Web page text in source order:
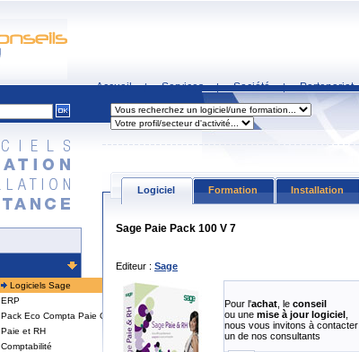
Accueil | Services | Société | Partenariat
Logiciels Sage
ERP
Pack Eco Compta Paie Gestion
Paie et RH
Comptabilité
Logiciel Formation Installation
Sage Paie Pack 100 V 7
Editeur : Sage
Pour l'achat , le conseil
ou une mise à jour logiciel
nous vous invitons à contacter
un de nos consultants